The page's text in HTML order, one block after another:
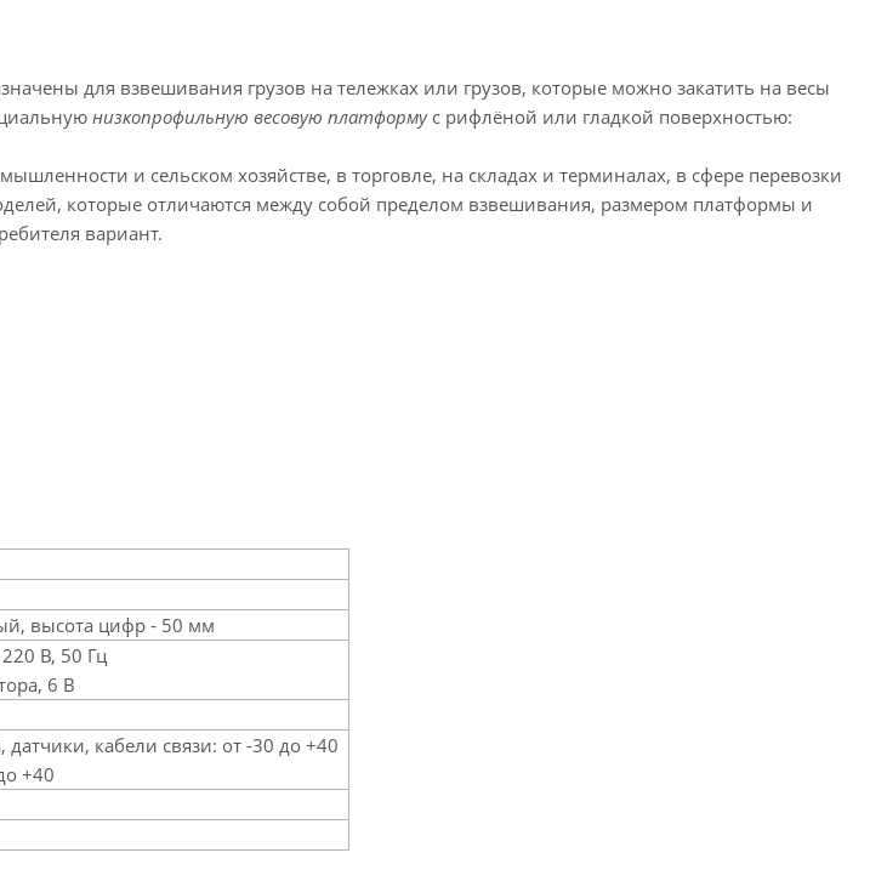
для взвешивания грузов на тележках или грузов, которые можно закатить на весы
низкопрофильную весовую платформус рифлёной или гладкой поверхностью:
и сельском хозяйстве, в торговле, на складах и терминалах, в сфере перевозки
которые отличаются между собой пределом взвешивания, размером платформы и
вариант.
высота цифр - 50 мм
В, 50 Гц
6 В
кабели связи: от -30 до +40
+40